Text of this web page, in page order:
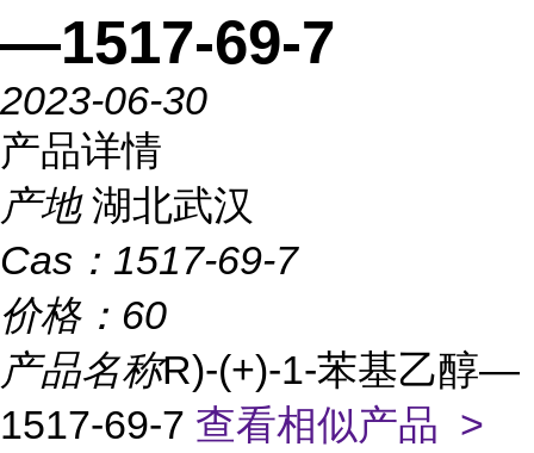
—1517-69-7
2023-06-30
产品详情
产地 湖北武汉
Cas： 1517-69-7
价格： 60
产品名称R)-(+)-1-苯基乙醇—
1517-69-7 查看相似产品 >